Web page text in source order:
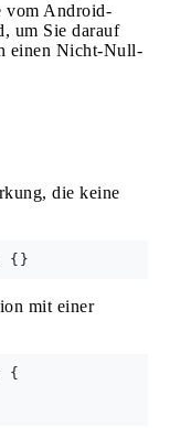
vom Android-
um Sie darauf
einen Nicht-Null-
die keine
mit einer
{